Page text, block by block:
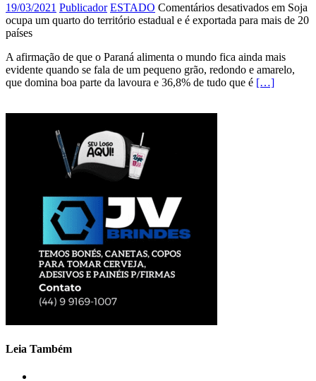
19/03/2021 Publicador ESTADO Comentários desativados em Soja
ocupa um quarto do território estadual e é exportada para mais de 20
países
A afirmação de que o Paraná alimenta o mundo fica ainda mais
evidente quando se fala de um pequeno grão, redondo e amarelo,
que domina boa parte da lavoura e 36,8% de tudo que é […]
Leia Também